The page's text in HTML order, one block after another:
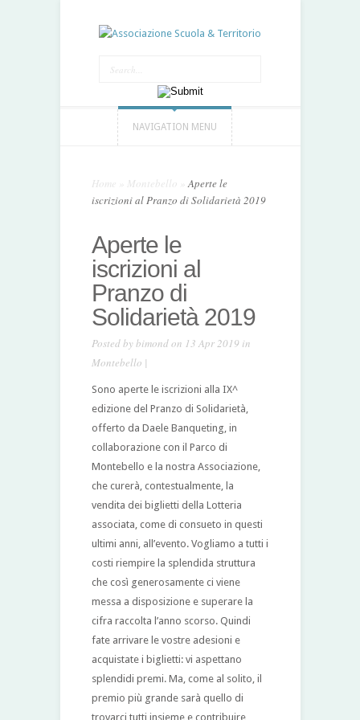
NAVIGATION MENU
Home Montebello
Aperte le
iscrizioni al Pranzo di Solidarietà 2019
Aperte le
iscrizioni al
Pranzo di
Solidarietà 2019
Posted bybimondon 13 Apr 2019 in
Montebello |
Sono aperte le iscrizioni alla IX^
edizione del Pranzo di Solidarietà,
offerto da Daele Banqueting, in
collaborazione con il Parco di
Montebello e la nostra Associazione,
che curerà, contestualmente, la
vendita dei biglietti della Lotteria
associata, come di consueto in questi
ultimi anni, all’evento. Vogliamo a tutti i
costi riempire la splendida struttura
che così generosamente ci viene
messa a disposizione e superare la
cifra raccolta l’anno scorso. Quindi
fate arrivare le vostre adesioni e
acquistate i biglietti: vi aspettano
splendidi premi. Ma, come al solito, il
premio più grande sarà quello di
trovarci tutti insieme e contribuire